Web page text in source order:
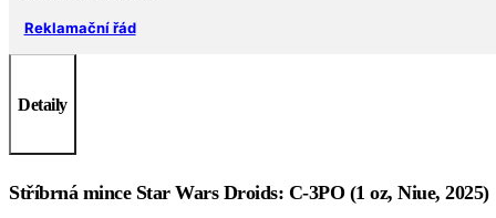
Reklamační řád
Detaily
Stříbrná mince Star Wars Droids: C-3PO (1 oz, Niue, 2025)